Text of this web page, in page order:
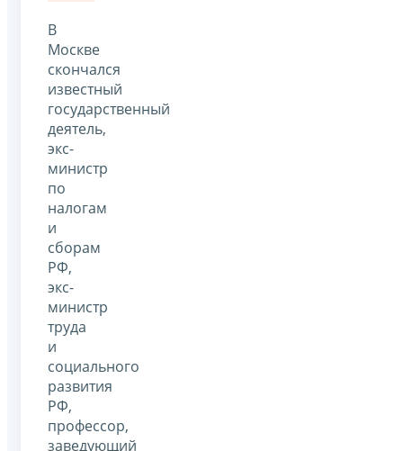
В
Москве
скончался
известный
государственный
деятель,
экс-
министр
по
налогам
и
сборам
РФ,
экс-
министр
труда
и
социального
развития
РФ,
профессор,
заведующий